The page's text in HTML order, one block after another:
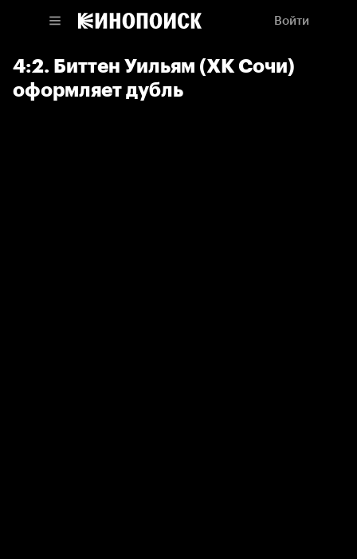
Войти
4:2. Биттен Уильям (ХК Сочи)
оформляет дубль